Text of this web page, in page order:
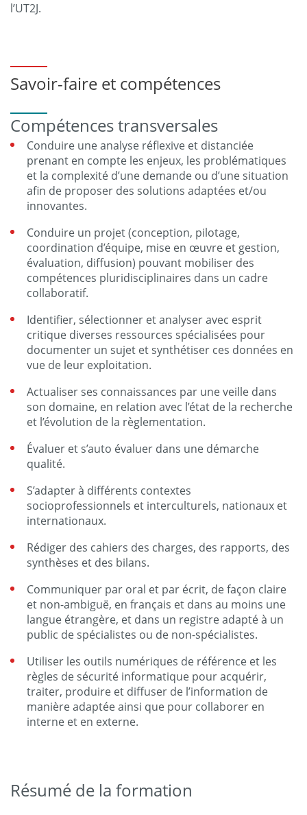
l’UT2J.
Savoir-faire et compétences
Compétences transversales
Conduire une analyse réflexive et distanciée
prenant en compte les enjeux, les problématiques
et la complexité d’une demande ou d’une situation
afin de proposer des solutions adaptées et/ou
innovantes.
Conduire un projet (conception, pilotage,
coordination d’équipe, mise en œuvre et gestion,
évaluation, diffusion) pouvant mobiliser des
compétences pluridisciplinaires dans un cadre
collaboratif.
Identifier, sélectionner et analyser avec esprit
critique diverses ressources spécialisées pour
documenter un sujet et synthétiser ces données en
vue de leur exploitation.
Actualiser ses connaissances par une veille dans
son domaine, en relation avec l’état de la recherche
et l’évolution de la règlementation.
Évaluer et s’auto évaluer dans une démarche
qualité.
S’adapter à différents contextes
socioprofessionnels et interculturels, nationaux et
internationaux.
Rédiger des cahiers des charges, des rapports, des
synthèses et des bilans.
Communiquer par oral et par écrit, de façon claire
et non-ambiguë, en français et dans au moins une
langue étrangère, et dans un registre adapté à un
public de spécialistes ou de non-spécialistes.
Utiliser les outils numériques de référence et les
règles de sécurité informatique pour acquérir,
traiter, produire et diffuser de l’information de
manière adaptée ainsi que pour collaborer en
interne et en externe.
Résumé de la formation